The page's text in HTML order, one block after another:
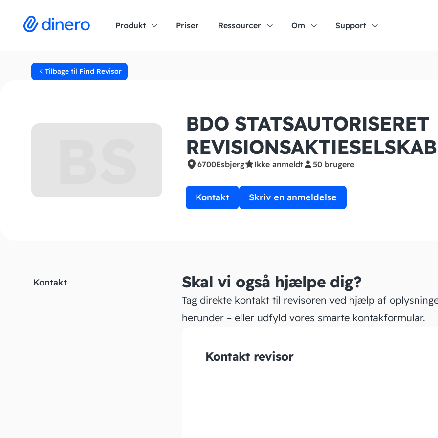
Produkt Priser Ressourcer Om Support
Tilbage til Find Revisor
BDO STATSAUTORISERET
REVISIONS­AKTIESELSKAB
6700Esbjerg Ikke anmeldt 50 brugere
Kontakt Skriv en anmeldelse
Kontakt Skal vi også hjælpe dig?
Tag direkte kontakt til revisoren ved hjælp af
herunder – eller udfyld vores smarte kontakformular.
Kontakt revisor